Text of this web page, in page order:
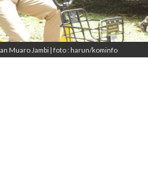
Muaro Jambi | foto : harun/kominfo